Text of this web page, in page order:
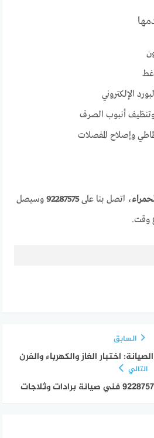
الإلكتروني
أنبوب الصرف
وإصلاح المفصلات
، اتصل بنا على92287575 وسيصل
وقت.
السابق
اختبار الغاز والكهرباء والفرن
التالي